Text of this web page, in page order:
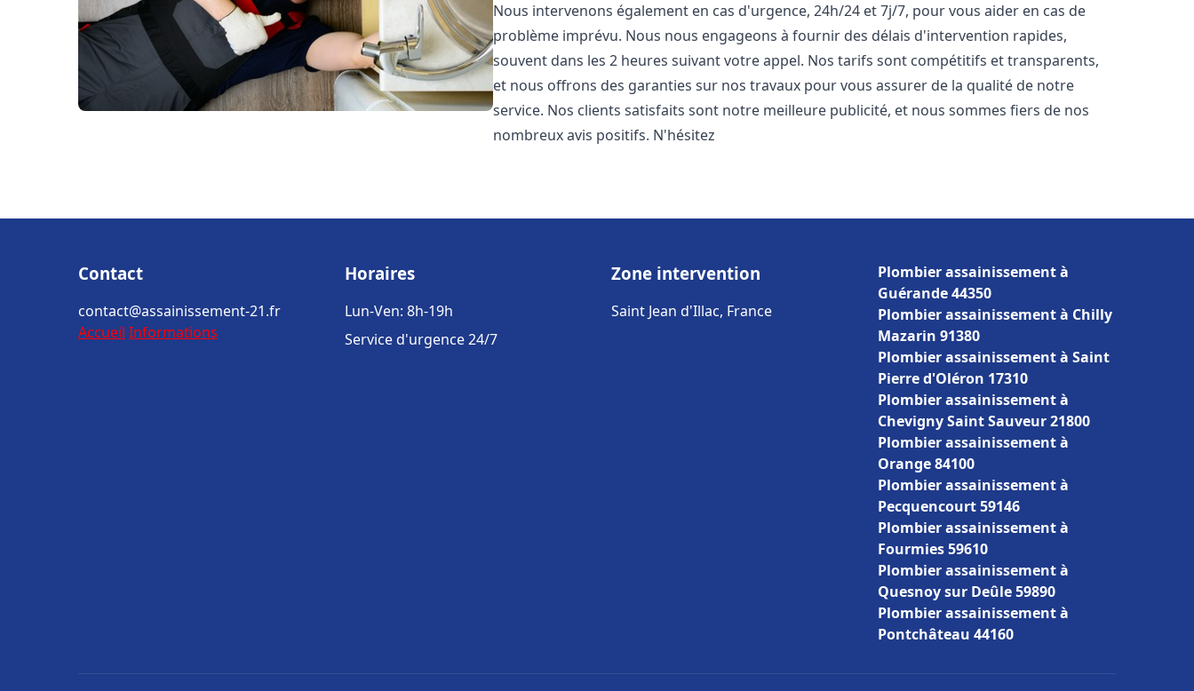
Nous intervenons également en cas d'urgence, 24h/24 et 7j/7, pour vous aider en cas de
problème imprévu. Nous nous engageons à fournir des délais d'intervention rapides,
souvent dans les 2 heures suivant votre appel. Nos tarifs sont compétitifs et transparents,
et nous offrons des garanties sur nos travaux pour vous assurer de la qualité de notre
service. Nos clients satisfaits sont notre meilleure publicité, et nous sommes fiers de nos
nombreux avis positifs. N'hésitez
Contact
contact@assainissement-21.fr
Accueil Informations
Horaires
Lun-Ven: 8h-19h
Service d'urgence 24/7
Zone intervention
Saint Jean d'Illac, France
Plombier assainissement à
Guérande 44350
Plombier assainissement à Chilly
Mazarin 91380
Plombier assainissement à Saint
Pierre d'Oléron 17310
Plombier assainissement à
Chevigny Saint Sauveur 21800
Plombier assainissement à
Orange 84100
Plombier assainissement à
Pecquencourt 59146
Plombier assainissement à
Fourmies 59610
Plombier assainissement à
Quesnoy sur Deûle 59890
Plombier assainissement à
Pontchâteau 44160